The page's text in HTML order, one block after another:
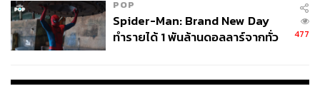
POP
Spider-Man: Brand New Day
ทำรายได้ 1 พันล้านดอลลาร์จากทั่ว
477